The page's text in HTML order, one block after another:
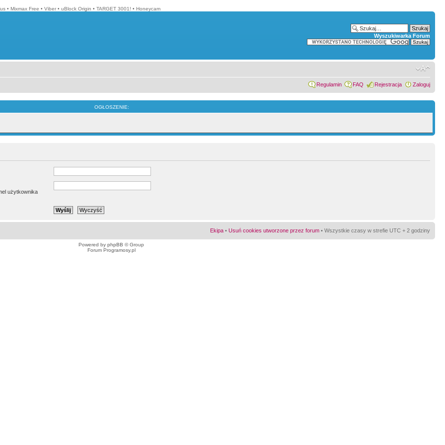
• Mixmax Free • Viber • uBlock Origin • TARGET 3001! • Honeycam
Wyszukiwarka Forum
Regulamin FAQ Rejestracja Zaloguj
OGŁOSZENIE:
użytkownika
Ekipa • Usuń cookies utworzone przez forum • Wszystkie czasy w strefie UTC + 2 godziny
Powered by phpBB © Group
Forum Programosy.pl